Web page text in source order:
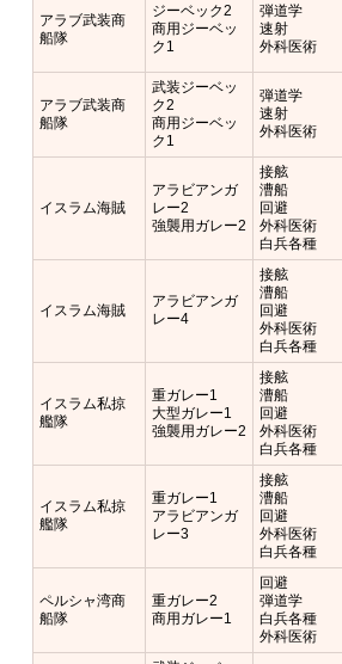
アラブ武装商
船隊
ジーベック2
商用ジーベッ
ク1
弾道学
速射
外科医術
アラブ武装商
船隊
武装ジーベッ
ク2
商用ジーベッ
ク1
弾道学
速射
外科医術
イスラム海賊
アラビアンガ
レー2
強襲用ガレー2
接舷
漕船
回避
外科医術
白兵各種
イスラム海賊
アラビアンガ
レー4
接舷
漕船
回避
外科医術
白兵各種
イスラム私掠
艦隊
重ガレー1
大型ガレー1
強襲用ガレー2
接舷
漕船
回避
外科医術
白兵各種
イスラム私掠
艦隊
重ガレー1
アラビアンガ
レー3
接舷
漕船
回避
外科医術
白兵各種
ペルシャ湾商
船隊
重ガレー2
商用ガレー1
回避
弾道学
白兵各種
外科医術